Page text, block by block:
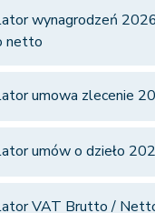
wynagrodzeń
netto
umowa zlecenie
umów o dzieło
VAT Brutto /